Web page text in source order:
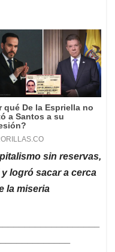
sin reservas,
y logró sacar a cerca
la miseria